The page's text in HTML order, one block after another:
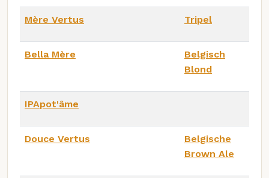
Mère Vertus Tripel
Bella Mère
Belgisch
Blond
IPApot'âme
Douce Vertus
Belgische
Brown Ale